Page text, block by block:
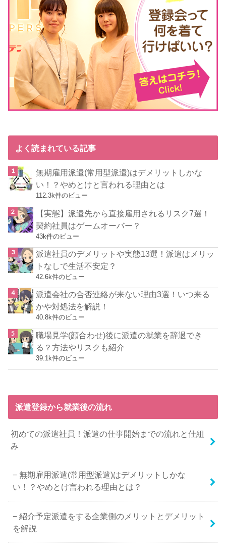
よく読まれている記事
無期雇用派遣(常用型派遣)はデメリットしかな
い！？やめとけと言われる理由とは
112.3k件のビュー
【実態】派遣先から直接雇用されるリスク7選！
契約社員はゲームオーバー？
43k件のビュー
派遣社員のデメリットや実態13選！派遣はメリッ
トなしで生活不安定？
42.6k件のビュー
派遣会社の合否連絡が来ない理由3選！いつ来る
かや対処法を解説！
40.8k件のビュー
職場見学(顔合わせ)後に派遣の就業を辞退でき
る？方法やリスクも紹介
39.1k件のビュー
派遣登録から就業後の流れ
初めての派遣社員！派遣の仕事開始までの流れと仕組
み
無期雇用派遣(常用型派遣)はデメリットしかな
い！？やめとけ言われる理由とは？
紹介予定派遣をする企業側のメリットとデメリット
を解説